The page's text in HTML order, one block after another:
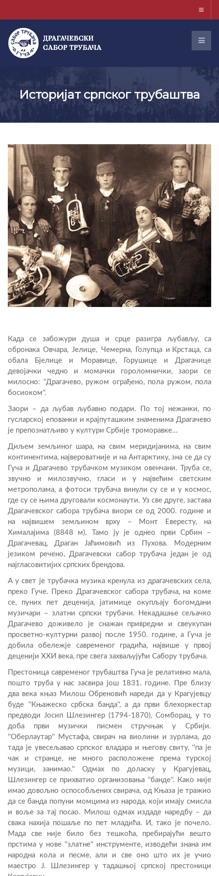
Историјат српског трубаштва
Када се забожури душа и срце разигра љубављу, са
обронака Овчара, Јелице, Чемерна, Голупца и Крстаца, са
обала Бјелице и Моравице, Горушице и Драгачице
девојачки чедно и момачки гороломнички, заори се
милосно: ''Драгачево, ружом ограђено, пола ружом, пола
босиоком''.
Заори – да љубав љубавно подари. По тој нежанки, по
гусларској епованки и крајпуташким знаменима Драгачево
је препознатљиво у култури Србије троморавке…
Диљем земљиног шара, на свим меридијанима, на свим
континентима, највероватније и на Антарктику, зна се да су
Гуча и Драгачево трубачком музиком овенчани. Труба се,
звучно и милозвучно, гласи и у највећим светским
метрополама, а фотоси трубача винули су се и у космос,
где су се њима друговали космонаути. Уз све друге, застава
Драгачевског сабора трубача виори се од 2000. године и
на највишем земљином врху – Монт Евересту, на
Хималајима (8848 м). Тамо ју је однео први Србин –
Драгачевац, Драган Јаћимовић из Пухова. Модерним
језиком речено, Драгачевски сабор трубача један је од
најгласовитијих српских брендова.
А у свет је трубачка музика кренула из драгачевских села,
преко Гуче. Преко Драгачевског сабора трубача, на коме
се, пуних пет деценија, јатимице окупљају богомдани
музичари – златни српски трубачи. Некадашње сељачко
Драгачево доживело је снажан привредни и свеукупан
просветно-културни развој после 1950. године, а Гуча је
добила обележје савременог градића, највише у првој
деценији XXИ века, пре свега захваљујући Сабору трубача.
Престоница савременог трубаштва Гуча је релативно мала,
пошто труба у нас засвира још 1831. године. Пре близу
два века књаз Милош Обреновић нареди да у Крагујевцу
буде ''Књажеско србска банда'', а да први блехоркестар
предводи Јосип Шлезингер (1794-1870), Сомборац, у то
доба први музички писмен стручњак у Србији.
''Оберлаутар'' Мустафа, свирач на виолини и зурлама, до
тада је увесељавао српског владара и његову свиту, ''па је
чак и странце, не много расположене према турској
музици, занимао.'' Одмах по доласку у Крагујевац,
Шлезингер се прихватио организовања ''банде''. Како није
имао довољно оспособљених свирача, од Књаза је тражио
да се банда попуни момцима из народа, који имају смисла
и воље за тај посао. Милош одмах издаде наредбу – да
свака нахија пошаље по пет младића. И, тако је почело.
Мада све није било без тешкоћа, пребирајући вешто
прстима у нове ''златне'' инструменте, изводећи знана им
народна кола и песме, али и све оно што их је учио
маестро Ј. Шлезингер у тадашњој српској престоници